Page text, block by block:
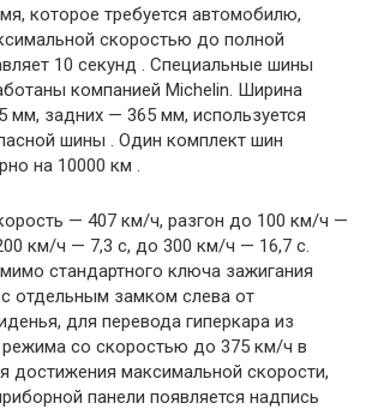
которое требуется автомобилю,
скоростью до полной
10 секунд . Специальные шины
компанией Michelin. Ширина
мм, задних — 365 мм, используется
шины . Один комплект шин
на 10000 км .
— 407 км/ч, разгон до 100 км/ч —
км/ч — 7,3 с, до 300 км/ч — 16,7 с.
стандартного ключа зажигания
отдельным замком слева от
для перевода гиперкара из
режима со скоростью до 375 км/ч в
достижения максимальной скорости,
панели появляется надпись